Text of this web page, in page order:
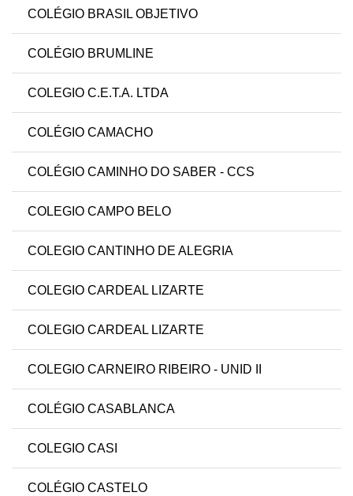
COLÉGIO BRASIL OBJETIVO
COLÉGIO BRUMLINE
COLEGIO C.E.T.A. LTDA
COLÉGIO CAMACHO
COLÉGIO CAMINHO DO SABER - CCS
COLEGIO CAMPO BELO
COLEGIO CANTINHO DE ALEGRIA
COLEGIO CARDEAL LIZARTE
COLEGIO CARDEAL LIZARTE
COLEGIO CARNEIRO RIBEIRO - UNID II
COLÉGIO CASABLANCA
COLEGIO CASI
COLÉGIO CASTELO